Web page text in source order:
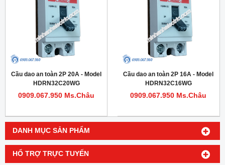
DANH MỤC SẢN PHẨM
HỔ TRỢ TRỰC TUYẾN
Cầu dao an toàn 2P 20A - Model
HDRN32C20WG
0909.067.950 Ms.Châu
Cầu dao an toàn 2P 16A - Model
HDRN32C16WG
0909.067.950 Ms.Châu